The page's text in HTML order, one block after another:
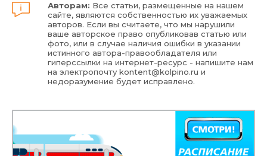
Авторам: Все статьи, размещенные на нашем
сайте, являются собственностью их уважаемых
авторов. Если вы считаете, что мы нарушили
ваше авторское право опубликовав статью или
фото, или в случае наличия ошибки в указании
истинного автора-правообладателя или
гиперссылки на интернет-ресурс - напишите нам
на электропочтуkontent@kolpino.ru и
недоразумение будет исправлено.